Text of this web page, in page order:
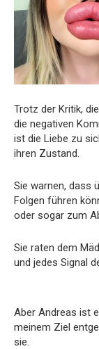
Trotz der Kritik,
die negativen
ist die Liebe zu
ihren Zustand.
Sie warnen, dass
Folgen führen
oder sogar zum
Sie raten dem
und jedes Signal
Aber Andreas ist
meinem Ziel
sie.